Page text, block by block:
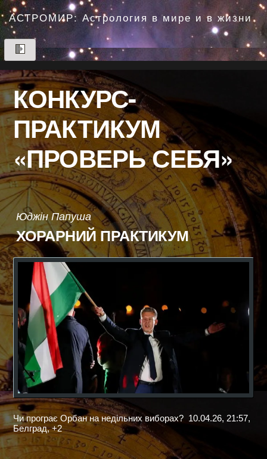
Перейти
до
вмісту
АСТРОМИР: Астрология в мире и в жизни
КОНКУРС-
ПРАКТИКУМ
«ПРОВЕРЬ СЕБЯ»
Юджін Папуша
ХОРАРНИЙ ПРАКТИКУМ
Чи програє Орбан на недільних виборах? 10.04.26, 21:57,
Белград, +2